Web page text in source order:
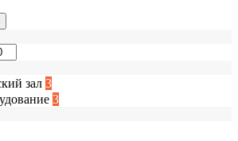
зал 3
3